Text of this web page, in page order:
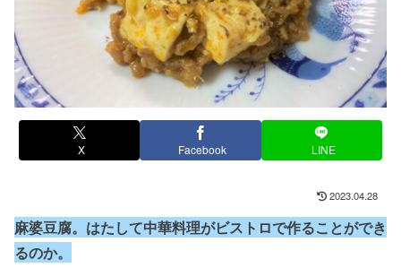
X Facebook LINE
2023.04.28
麻婆豆腐。はたして中華料理がビストロで作ることができ
るのか。